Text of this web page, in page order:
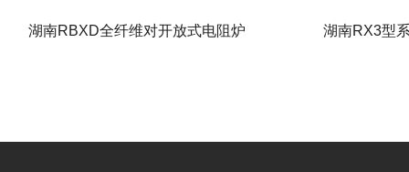
湖南RBXD全纤维对开放式电阻炉 湖南RX3型